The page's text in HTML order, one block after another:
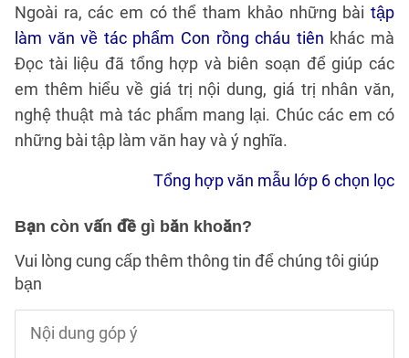
Ngoài ra, các em có thể tham khảo những bài tập
làm văn về tác phẩm Con rồng cháu tiên khác mà
Đọc tài liệu đã tổng hợp và biên soạn để giúp các
em thêm hiểu về giá trị nội dung, giá trị nhân văn,
nghệ thuật mà tác phẩm mang lại. Chúc các em có
những bài tập làm văn hay và ý nghĩa.
Tổng hợp văn mẫu lớp 6 chọn lọc
Bạn còn vấn đề gì băn khoăn?
Vui lòng cung cấp thêm thông tin để chúng tôi giúp
bạn